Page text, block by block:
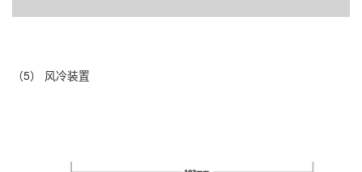
（5） 风冷装置